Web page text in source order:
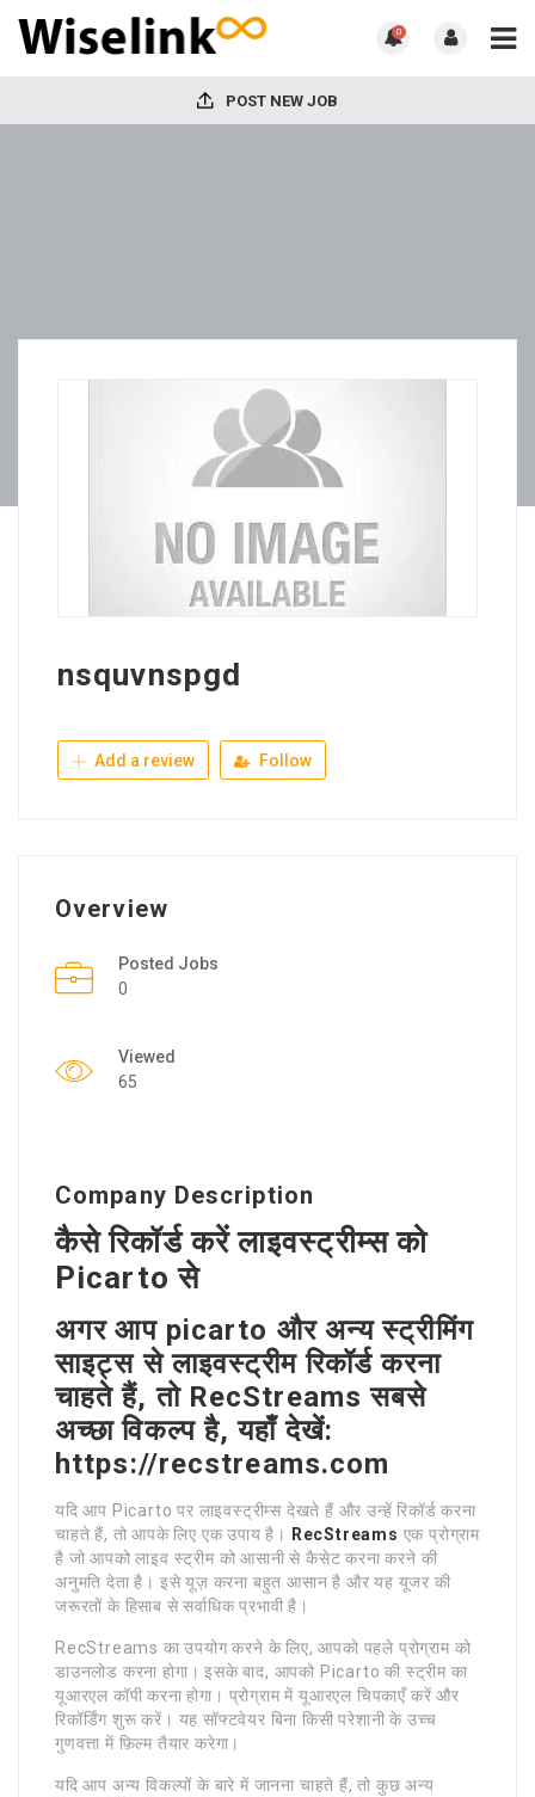
0
POST NEW JOB
nsquvnspgd
Add a review Follow
Overview
Posted Jobs
0
Viewed
65
Company Description
कैसे रिकॉर्ड करें लाइवस्ट्रीम्स को
Picarto से
अगर आप picarto और अन्य स्ट्रीमिंग
साइट्स से लाइवस्ट्रीम रिकॉर्ड करना
चाहते हैं, तो RecStreams सबसे
अच्छा विकल्प है, यहाँ देखें:
https://recstreams.com
यदि आप Picarto पर लाइवस्ट्रीम्स देखते हैं और उन्हें रिकॉर्ड करना
चाहते हैं, तो आपके लिए एक उपाय है।
RecStreams एक प्रोग्राम
है जो आपको लाइव स्ट्रीम को आसानी से कैसेट करना करने की
अनुमति देता है। इसे यूज़ करना बहुत आसान है और यह यूजर की
जरूरतों के हिसाब से सर्वाधिक प्रभावी है।
RecStreams का उपयोग करने के लिए, आपको पहले प्रोग्राम को
डाउनलोड करना होगा। इसके बाद, आपको Picarto की स्ट्रीम का
यूआरएल कॉपी करना होगा। प्रोग्राम में यूआरएल चिपकाएँ करें और
रिकॉर्डिंग शुरू करें। यह सॉफ्टवेयर बिना किसी परेशानी के उच्च
गुणवत्ता में फ़िल्म तैयार करेगा।
यदि आप अन्य विकल्पों के बारे में जानना चाहते हैं, तो कुछ अन्य